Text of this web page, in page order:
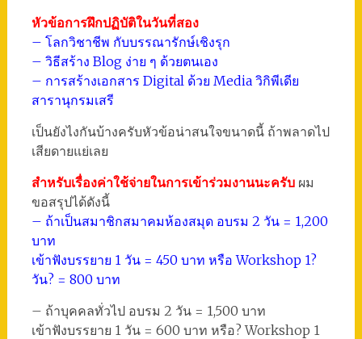
หัวข้อการฝึกปฏิบัติในวันที่สอง
– โลกวิชาชีพ กับบรรณารักษ์เชิงรุก
– วิธีสร้าง Blog ง่าย ๆ ด้วยตนเอง
– การสร้างเอกสาร Digital ด้วย Media วิกิพีเดีย
สารานุกรมเสรี
เป็นยังไงกันบ้างครับหัวข้อน่าสนใจขนาดนี้ ถ้าพลาดไป
เสียดายแย่เลย
สำหรับเรื่องค่าใช้จ่ายในการเข้าร่วมงานนะครับ ผม
ขอสรุปได้ดังนี้
– ถ้าเป็นสมาชิกสมาคมห้องสมุด อบรม 2 วัน = 1,200
บาท
เข้าฟังบรรยาย 1 วัน = 450 บาท หรือ Workshop 1?
วัน? = 800 บาท
– ถ้าบุคคลทั่วไป อบรม 2 วัน = 1,500 บาท
เข้าฟังบรรยาย 1 วัน = 600 บาท หรือ? Workshop 1